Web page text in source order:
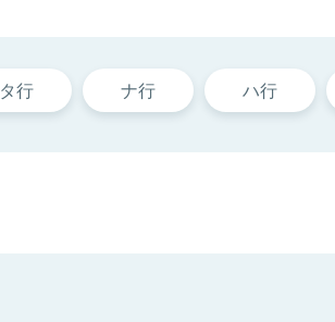
タ行 ナ行 ハ行